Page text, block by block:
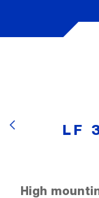
LF
High